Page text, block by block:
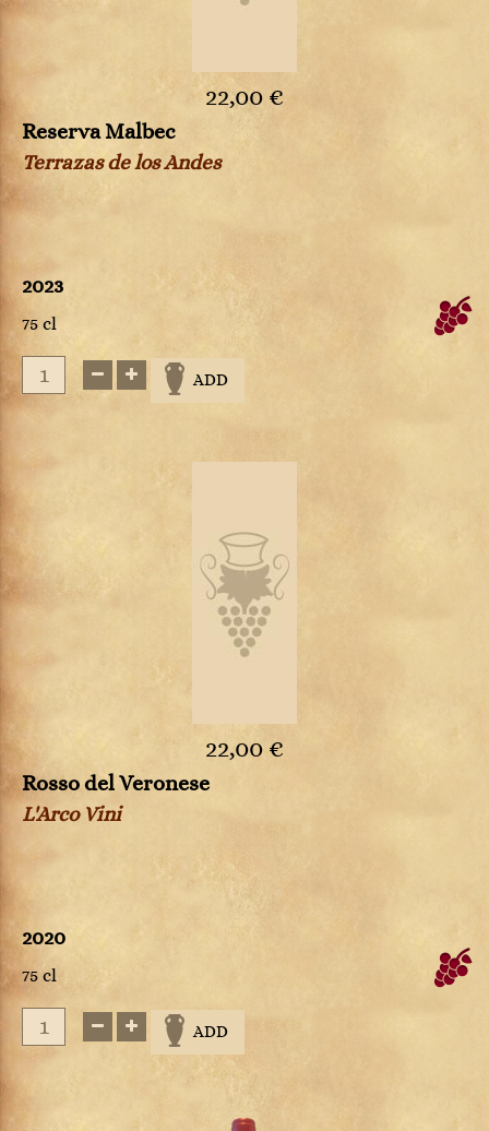
22,00 €
Reserva Malbec
Terrazas de los Andes
2023
75 cl
ADD
22,00 €
Rosso del Veronese
L'Arco Vini
2020
75 cl
ADD